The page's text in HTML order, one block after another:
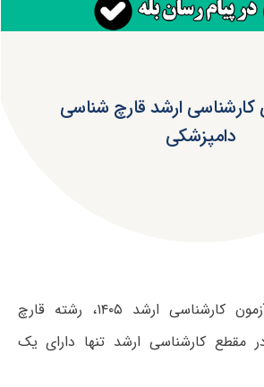
ارشد قارچ شناسی
دامپزشکی
بر اساس دفترچه آزمون کارشناسی ارشد ۱۴۰۵، رشته قارچ
مقطع کارشناسی ارشد تنها دارای یک